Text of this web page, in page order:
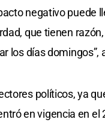
negativo puede
que tienen
los días domingos”,
políticos, ya
en vigencia en el